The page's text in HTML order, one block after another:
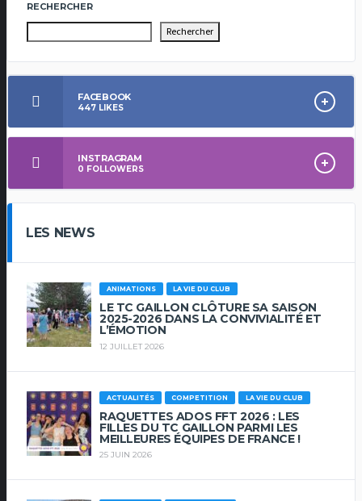
RECHERCHER
Rechercher
FACEBOOK
447 LIKES
INSTRAGRAM
0 FOLLOWERS
LES NEWS
ANIMATIONS LA VIE DU CLUB
LE TC GAILLON CLÔTURE SA SAISON
2025-2026 DANS LA CONVIVIALITÉ ET
L’ÉMOTION
12 JUILLET 2026
ACTUALITÉS COMPETITION LA VIE DU CLUB
RAQUETTES ADOS FFT 2026 : LES
FILLES DU TC GAILLON PARMI LES
MEILLEURES ÉQUIPES DE FRANCE !
25 JUIN 2026